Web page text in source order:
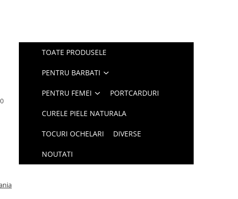
TOATE PRODUSELE
PENTRU BARBATI
PENTRU FEMEI PORTCARDURI
CURELE PIELE NATURALA
TOCURI OCHELARI DIVERSE
NOUTATI